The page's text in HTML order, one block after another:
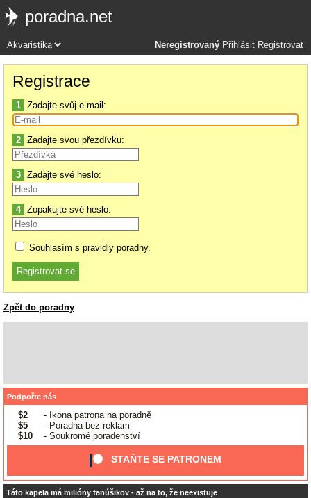
poradna.net
Neregistrovaný Přihlásit Registrovat
Registrace
1 Zadajte svůj e-mail:
2 Zadajte svou přezdívku:
3 Zadajte své heslo:
4 Zopakujte své heslo:
Souhlasím s pravidly poradny.
Zpět do poradny
Podpořte nás
$2
- Ikona patrona na poradně
$5
- Poradna bez reklam
$10
- Soukromé poradenství
STAŇTE SE PATRONEM
Táto kapela má milióny fanúšikov - až na to, že neexistuje